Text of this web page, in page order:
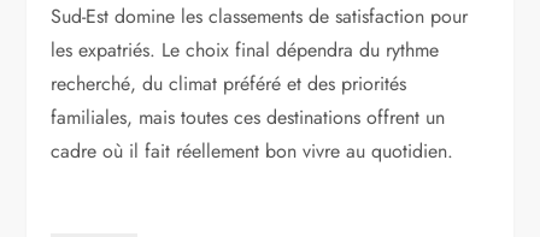
Sud-Est domine les classements de satisfaction pour
les expatriés. Le choix final dépendra du rythme
recherché, du climat préféré et des priorités
familiales, mais toutes ces destinations offrent un
cadre où il fait réellement bon vivre au quotidien.